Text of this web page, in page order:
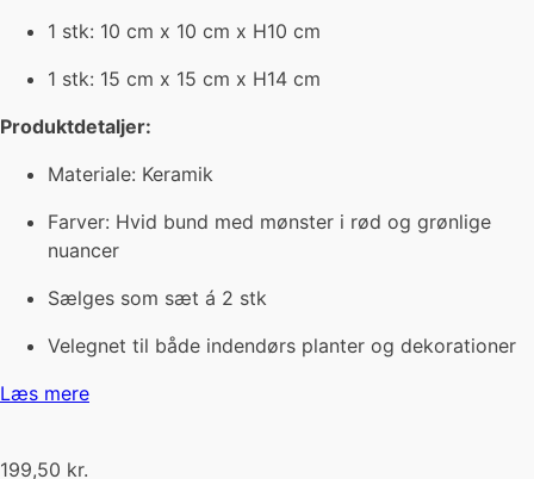
1 stk: 10 cm x 10 cm x H10 cm
1 stk: 15 cm x 15 cm x H14 cm
Produktdetaljer:
Materiale: Keramik
Farver: Hvid bund med mønster i rød og grønlige
nuancer
Sælges som sæt á 2 stk
Velegnet til både indendørs planter og dekorationer
Læs mere
199,50 kr.